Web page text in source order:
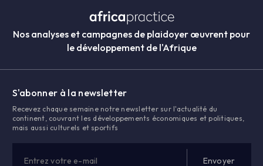
Nos analyses et campagnes de plaidoyer œuvrent pour
le développement de l'Afrique
S'abonner à la newsletter
Recevez chaque semaine notre newsletter sur l'actualité du
continent, couvrant les développements économiques et politiques,
mais aussi culturels et sportifs